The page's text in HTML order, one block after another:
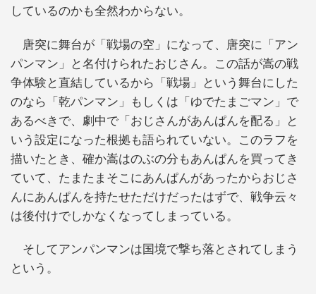
しているのかも全然わからない。
唐突に舞台が「戦場の空」になって、唐突に「アン
パンマン」と名付けられたおじさん。この話が嵩の戦
争体験と直結しているから「戦場」という舞台にした
のなら「乾パンマン」もしくは「ゆでたまごマン」で
あるべきで、劇中で「おじさんがあんぱんを配る」と
いう設定になった根拠も語られていない。このラフを
描いたとき、確か嵩はのぶの分もあんぱんを買ってき
ていて、たまたまそこにあんぱんがあったからおじさ
んにあんぱんを持たせただけだったはずで、戦争云々
は後付けでしかなくなってしまっている。
そしてアンパンマンは国境で撃ち落とされてしまう
という。